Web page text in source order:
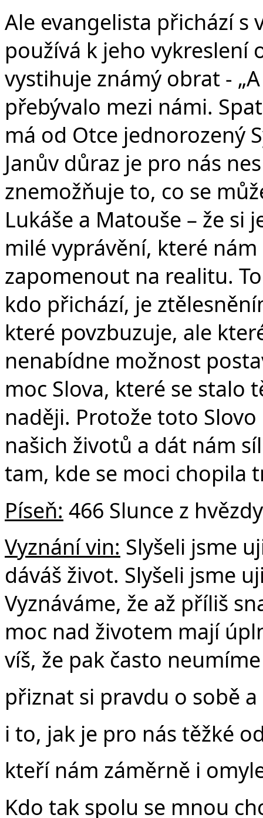
Ale evangelista přichází s
používá k jeho vykreslení
vystihuje známý obrat -
přebývalo mezi námi.
má od Otce jednorozený
Janův důraz je pro nás
znemožňuje to, co se
Lukáše a Matouše – že si
milé vyprávění, které
zapomenout na realitu.
kdo přichází, je
které povzbuzuje, ale
nenabídne možnost
moc Slova, které se stalo
naději. Protože toto
našich životů a dát nám
tam, kde se moci chopila
Píseň: 466 Slunce z
Vyznání vin: Slyšeli jsme
dáváš život. Slyšeli jsme
Vyznáváme, že až příliš
moc nad životem mají
víš, že pak často neumíme
přiznat si pravdu o sobě
i to, jak je pro nás těžké
kteří nám záměrně i
Kdo tak spolu se mnou